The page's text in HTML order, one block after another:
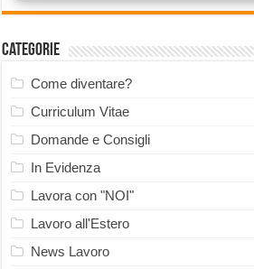
Categorie
Come diventare?
Curriculum Vitae
Domande e Consigli
In Evidenza
Lavora con "NOI"
Lavoro all'Estero
News Lavoro